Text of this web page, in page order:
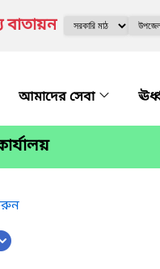
বাতায়ন
আমাদের সেবা